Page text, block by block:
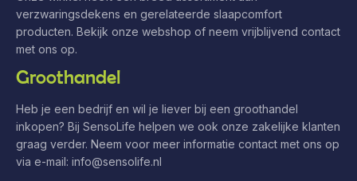
verzwaringsdekens en gerelateerde slaapcomfort
producten. Bekijk onze webshop of neem vrijblijvend contact
met ons op.
Groothandel
Heb je een bedrijf en wil je liever bij een groothandel
inkopen? Bij SensoLife helpen we ook onze zakelijke klanten
graag verder. Neem voor meer informatie contact met ons op
via e-mail: info@sensolife.nl